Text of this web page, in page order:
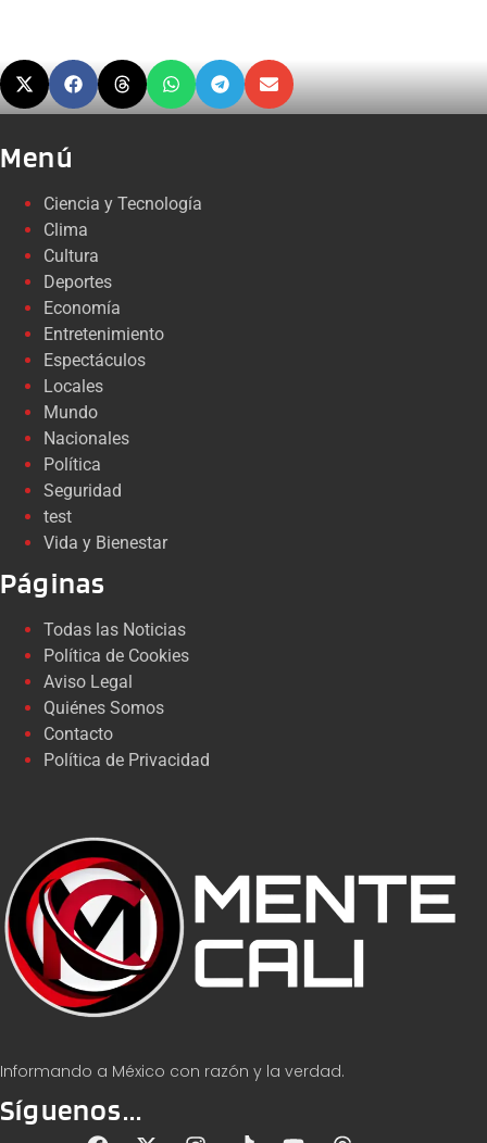
Informando a México con razón y la verdad.
Síguenos...
Menú
Ciencia y Tecnología
Clima
Cultura
Deportes
Economía
Entretenimiento
Espectáculos
Locales
Mundo
Nacionales
Política
Seguridad
test
Vida y Bienestar
Páginas
Todas las Noticias
Política de Cookies
Aviso Legal
Quiénes Somos
Contacto
Política de Privacidad